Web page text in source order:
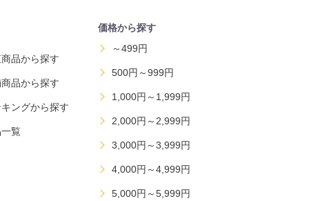
品から探す
品から探す
ングから探す
覧
価格から探す
～499円
500円～999円
1,000円～1,999円
2,000円～2,999円
3,000円～3,999円
4,000円～4,999円
5,000円～5,999円